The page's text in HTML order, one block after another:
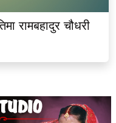
रामबहादुर चौधरी